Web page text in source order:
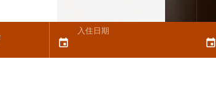
入住日期
event event